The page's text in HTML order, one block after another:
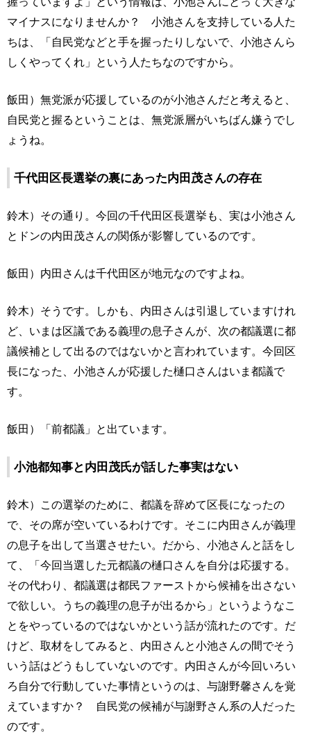
マイナスになりませんか？ 小池さんを支持している人た
ちは、「自民党などと手を握ったりしないで、小池さんら
しくやってくれ」という人たちなのですから。
飯田）無党派が応援しているのが小池さんだと考えると、
自民党と握るということは、無党派層がいちばん嫌うでし
ょうね。
千代田区長選挙の裏にあった内田茂さんの存在
鈴木）その通り。今回の千代田区長選挙も、実は小池さん
とドンの内田茂さんの関係が影響しているのです。
飯田）内田さんは千代田区が地元なのですよね。
鈴木）そうです。しかも、内田さんは引退していますけれ
ど、いまは区議である義理の息子さんが、次の都議選に都
議候補として出るのではないかと言われています。今回区
長になった、小池さんが応援した樋口さんはいま都議で
す。
飯田）「前都議」と出ています。
小池都知事と内田茂氏が話した事実はない
鈴木）この選挙のために、都議を辞めて区長になったの
で、その席が空いているわけです。そこに内田さんが義理
の息子を出して当選させたい。だから、小池さんと話をし
て、「今回当選した元都議の樋口さんを自分は応援する。
その代わり、都議選は都民ファーストから候補を出さない
で欲しい。うちの義理の息子が出るから」というようなこ
とをやっているのではないかという話が流れたのです。だ
けど、取材をしてみると、内田さんと小池さんの間でそう
いう話はどうもしていないのです。内田さんが今回いろい
ろ自分で行動していた事情というのは、与謝野馨さんを覚
えていますか？ 自民党の候補が与謝野さん系の人だった
のです。